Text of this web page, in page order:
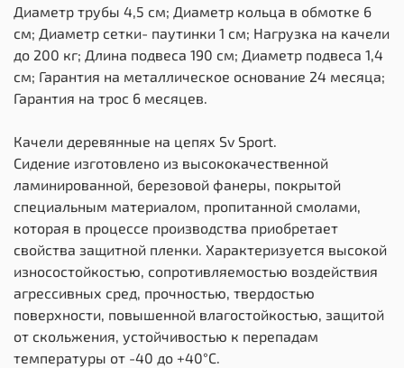
Диаметр трубы 4,5 см; Диаметр кольца в обмотке 6
см; Диаметр сетки- паутинки 1 см; Нагрузка на качели
до 200 кг; Длина подвеса 190 см; Диаметр подвеса 1,4
см; Гарантия на металлическое основание 24 месяца;
Гарантия на трос 6 месяцев.
Качели деревянные на цепях Sv Sport.
Сидение изготовлено из высококачественной
ламинированной, березовой фанеры, покрытой
специальным материалом, пропитанной смолами,
которая в процессе производства приобретает
свойства защитной пленки. Характеризуется высокой
износостойкостью, сопротивляемостью воздействия
агрессивных сред, прочностью, твердостью
поверхности, повышенной влагостойкостью, защитой
от скольжения, устойчивостью к перепадам
температуры от -40 до +40°С.